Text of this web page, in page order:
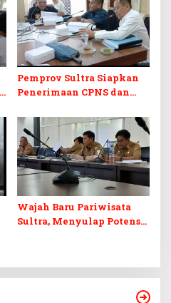
Pemprov Sultra Siapkan
Penerimaan CPNS dan
Desak Formasi Disabilitas
Wajah Baru Pariwisata
Sultra, Menyulap Potensi